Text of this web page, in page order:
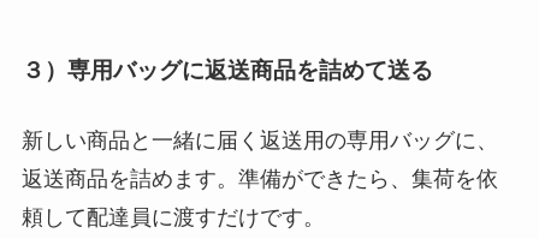
３）専用バッグに返送商品を詰めて送る
新しい商品と一緒に届く返送用の専用バッグに、
返送商品を詰めます。準備ができたら、集荷を依
頼して配達員に渡すだけです。